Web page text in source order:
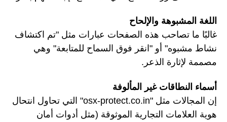
اللغة المشبوهة والإلحاح
غالبًا ما تصاحب هذه الصفحات عبارات مثل "تم اكتشاف
نشاط مشبوه" أو "انقر فوق السماح للمتابعة" وهي
مصممة لإثارة الذعر.
أسماء النطاقات غير المألوفة
إن المجالات مثل "osx-protect.co.in" التي تحاول انتحال
هوية العلامات التجارية الموثوقة (مثل أدوات أمان